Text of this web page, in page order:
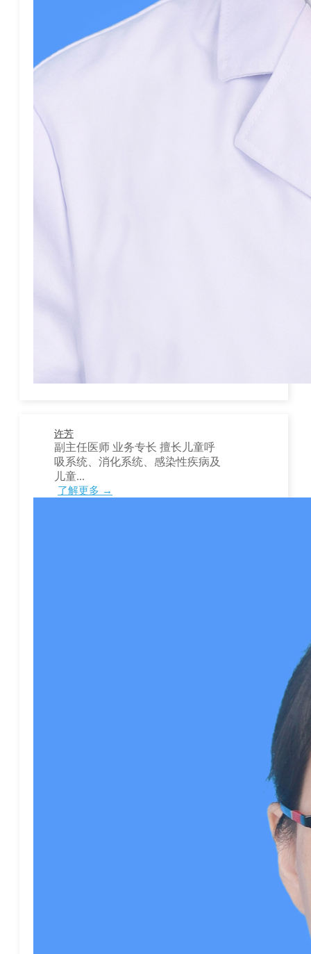
许芳
副主任医师 业务专长 擅长儿童呼
吸系统、消化系统、感染性疾病及
儿童...
了解更多 →